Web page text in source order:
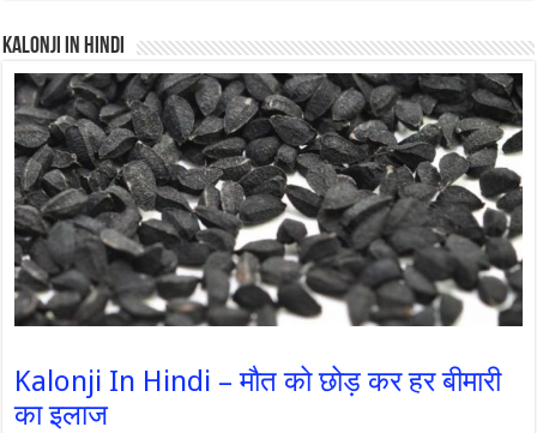
Kalonji In Hindi
Kalonji In Hindi – मौत को छोड़ कर हर बीमारी
का इलाज